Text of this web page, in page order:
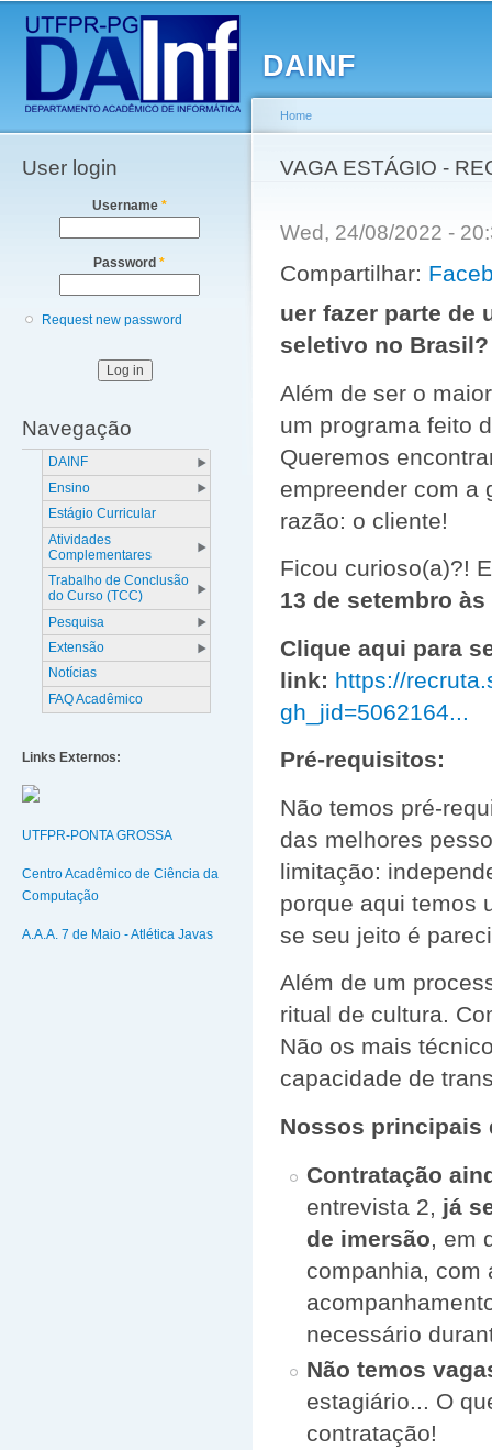
DAINF
Main menu
User login
Username *
Password *
Request new password
Navegação
DAINF
Ensino
Estágio Curricular
Atividades
Complementares
Trabalho de Conclusão
do Curso (TCC)
Pesquisa
Extensão
Notícias
FAQ Acadêmico
Links Externos:
UTFPR-PONTA GROSSA
Centro Acadêmico de Ciência da
Computação
A.A.A. 7 de Maio - Atlética Javas
You are here
Home
VAGA ESTÁGIO -
Wed, 24/08/2022 -
Compartilhar:
uer fazer parte de
seletivo no Brasil?
Além de ser o
um programa feito
Queremos
empreender com a
razão: o cliente!
Ficou curioso(a)?!
13 de setembro às
Clique aqui para
link: https://
gh_jid=5062164...
Pré-requisitos:
Não temos pré-
das melhores
limitação:
porque aqui temos
se seu jeito é
Além de um
ritual de cultura.
Não os mais
capacidade de
Nossos
Contratação
entrevista 2,
já
de imersão ,
companhia, com
necessário
Não temos
estagiário... O
contratação!